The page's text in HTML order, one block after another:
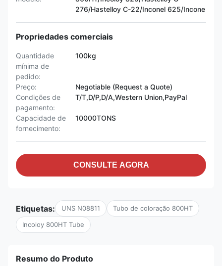
276/Hastelloy C-22/Inconel 625/Incone
Propriedades comerciais
Quantidade
mínima de
pedido:
100kg
Preço:
Negotiable (Request a Quote)
Condições de
pagamento:
T/T,D/P,D/A,Western Union,PayPal
Capacidade de
fornecimento:
10000TONS
CONSULTE AGORA
Etiquetas: UNS N08811 Tubo de coloração 800HT
Incoloy 800HT Tube
Resumo do Produto